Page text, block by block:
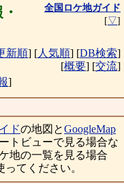
全国ロケ地ガイド
[▽]
新順] [人気順] [DB検索]
[概要] [交流]
]
ドの地図とGoogleMap
トビューで見る場合な
地の一覧を見る場合
てください。